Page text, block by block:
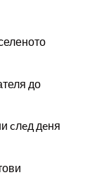
до
cлeд дeня